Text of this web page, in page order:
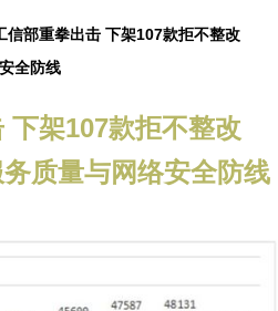
信部重拳出击 下架107款拒不整改
全防线
下架107款拒不整改
质量与网络安全防线